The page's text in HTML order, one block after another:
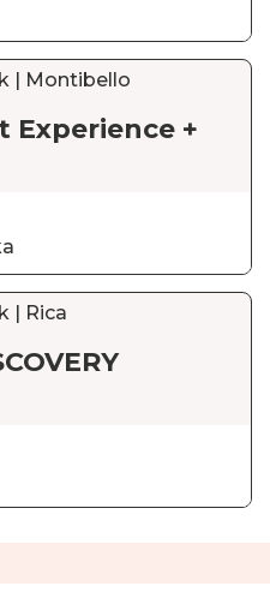
| Montibello
Experience +
| Rica